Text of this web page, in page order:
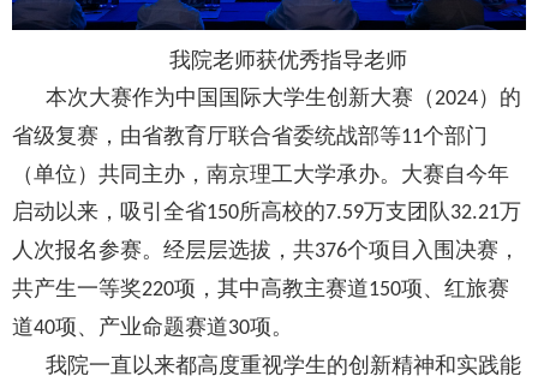
我院老师获优秀指导老师
本次大赛作为中国国际大学生创新大赛（2024）的
省级复赛，由省教育厅联合省委统战部等11个部门
（单位）共同主办，南京理工大学承办。大赛自今年
启动以来，吸引全省150所高校的7.59万支团队 32.21万
人次报名参赛。经层层选拔，共376个项目入围决赛，
共产生一等奖220项，其中高教主赛道150项、红旅赛
道40项、产业命题赛道30项。
我院一直以来都高度重视学生的创新精神和实践能